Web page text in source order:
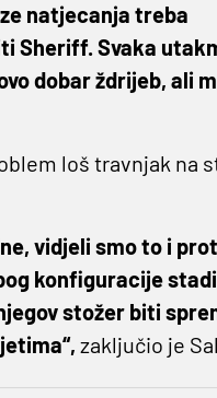
natjecanja treba
Sheriff. Svaka
dobar ždrijeb, ali
loš travnjak na
vidjeli smo to i
konfiguracije
stožer biti
zaključio je